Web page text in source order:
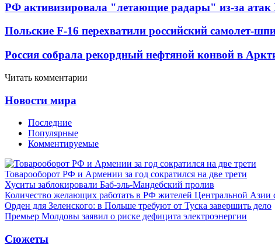
РФ активизировала "летающие радары" из-за
Польские F-16 перехватили российский самолет-
Россия собрала рекордный нефтяной конвой в
Читать комментарии
Новости мира
Последние
Популярные
Комментируемые
Товарооборот РФ и Армении за год сократился на две трети
Хуситы заблокировали Баб-эль-Мандебский пролив
Количество желающих работать в РФ жителей Центральной Азии
Орден для Зеленского: в Польше требуют от Туска завершить дело
Премьер Молдовы заявил о риске дефицита электроэнергии
Сюжеты